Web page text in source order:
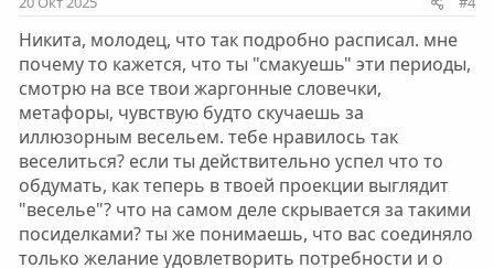
Никита, молодец, что так подробно расписал. мне
почему то кажется, что ты "смакуешь" эти периоды,
смотрю на все твои жаргонные словечки,
метафоры, чувствую будто скучаешь за
иллюзорным весельем. тебе нравилось так
веселиться? если ты действительно успел что то
обдумать, как теперь в твоей проекции выглядит
"веселье"? что на самом деле скрывается за такими
посиделками? ты же понимаешь, что вас соединяло
только желание удовлетворить потребности и о